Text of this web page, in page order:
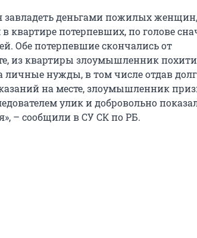
деньгами пожилых женщин,
потерпевших, по голове
Обе потерпевшие скончались от
из квартиры злоумышленник
личные нужды, в том числе отдав
на месте, злоумышленник
улик и добровольно
– сообщили в СУ СК по РБ.